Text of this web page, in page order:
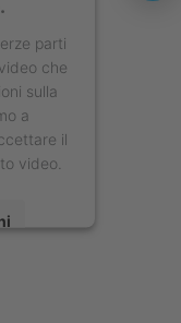
parti
che
sulla
a
il
video.